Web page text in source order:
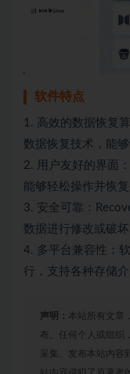
软件特点
1. 高效的数据恢复
数据恢复技术，能
2. 用户友好的界面
能够轻松操作并恢复
3. 安全可靠：
数据进行修改或破坏
4. 多平台兼容性：
行，支持各种存储介
声明： 本站所有文章
布。任何个人或组织
采集、发布本站内容